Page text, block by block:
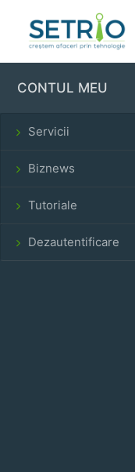
CONTUL MEU
Servicii
Biznews
Tutoriale
Dezautentificare